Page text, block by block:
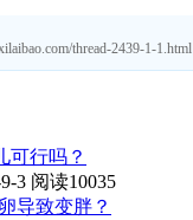
thread-2439-1-1.html
可行吗？
3 阅读10035
导致变胖？